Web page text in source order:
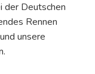
der Deutschen
Rennen
unsere